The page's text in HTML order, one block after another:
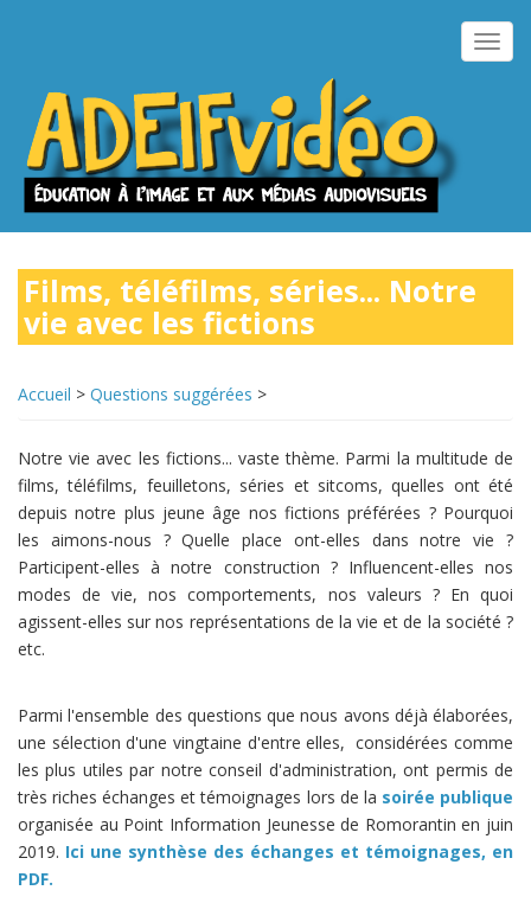
principal
Films, téléfilms, séries... Notre
vie avec les fictions
Accueil > Questions suggérées >
Notre vie avec les fictions... vaste thème. Parmi la multitude de
films, téléfilms, feuilletons, séries et sitcoms, quelles ont été
depuis notre plus jeune âge nos fictions préférées ? Pourquoi
les aimons-nous ? Quelle place ont-elles dans notre vie ?
Participent-elles à notre construction ? Influencent-elles nos
modes de vie, nos comportements, nos valeurs ? En quoi
agissent-elles sur nos représentations de la vie et de la société ?
etc.
Parmi l'ensemble des questions que nous avons déjà élaborées,
une sélection d'une vingtaine d'entre elles, considérées comme
les plus utiles par notre conseil d'administration, ont permis de
très riches échanges et témoignages lors de la soirée publique
organisée au Point Information Jeunesse de Romorantin en juin
2019. Ici une synthèse des échanges et témoignages, en
PDF.